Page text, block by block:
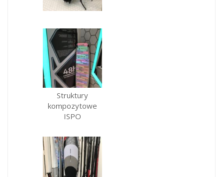
Struktury
kompozytowe
ISPO